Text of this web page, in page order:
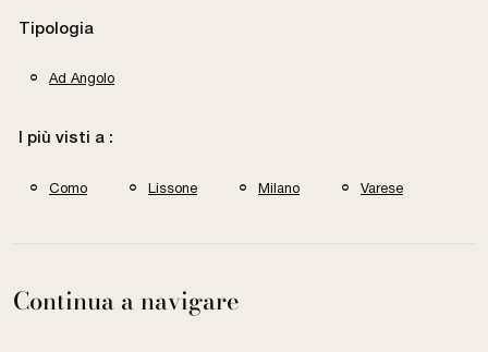
Tipologia
Ad Angolo
I più visti a :
Como Lissone Milano Varese
Continua a navigare